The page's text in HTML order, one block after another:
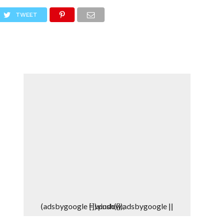
DEPORTES DENUNCIAS WHATSAPP
TWEET
(adsbygoogle = window.adsbygoogle || []).push({});